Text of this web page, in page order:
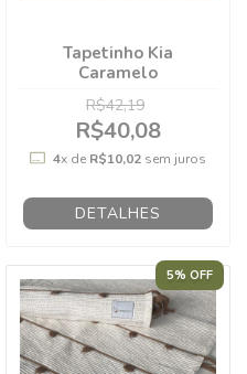
Tapetinho Kia
Caramelo
R$42,19
R$40,08
4x de R$10,02sem juros
DETALHES
5% OFF